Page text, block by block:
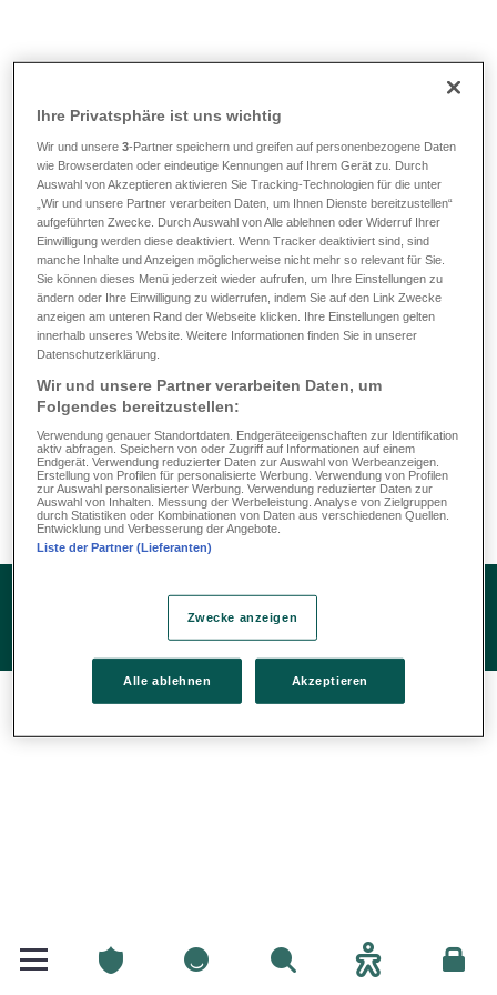
PrivatclientenPrivatclientenSichen Accessibilitéit
Wat ass eng Versécherung mat Dagesindemnitéite
Wat ass eng Versécherung
mat Dagesindemnitéite fir
Spidolsopenthalter?
Am Fall vun engem Spidolsopenthalt musst Dir op näischt
verzichten. Dacks bedeit eng Hospitalisatioun eng
zousätzlech finanziell Belaaschtung. Mat der
Versécherung fir Dagesindemnitéite kënnt Dir dës
Belaaschtung ëmgoen. Dir kritt an deem Fall fir all Dag am
Spidol déi assuréiert Dagesindemnitéit ausbezuelt an
deckt domat déi zousätzlech finanziell Käschten of.
Ihre Privatsphäre ist uns wichtig
Wir und unsere3-Partner speichern und greifen auf personenbezogene Daten
wie Browserdaten oder eindeutige Kennungen auf Ihrem Gerät zu. Durch
Auswahl von Akzeptieren aktivieren Sie Tracking-Technologien für die unter
„Wir und unsere Partner verarbeiten Daten, um Ihnen Dienste bereitzustellen“
aufgeführten Zwecke. Durch Auswahl von Alle ablehnen oder Widerruf Ihrer
Einwilligung werden diese deaktiviert. Wenn Tracker deaktiviert sind, sind
manche Inhalte und Anzeigen möglicherweise nicht mehr so relevant für Sie.
Sie können dieses Menü jederzeit wieder aufrufen, um Ihre Einstellungen zu
ändern oder Ihre Einwilligung zu widerrufen, indem Sie auf den Link Zwecke
anzeigen am unteren Rand der Webseite klicken. Ihre Einstellungen gelten
innerhalb unseres Website. Weitere Informationen finden Sie in unserer
Datenschutzerklärung.
Wir und unsere Partner verarbeiten Daten, um
Folgendes bereitzustellen:
Verwendung genauer Standortdaten. Endgeräteeigenschaften zur Identifikation
aktiv abfragen. Speichern von oder Zugriff auf Informationen auf einem
Endgerät. Verwendung reduzierter Daten zur Auswahl von Werbeanzeigen.
Erstellung von Profilen für personalisierte Werbung. Verwendung von Profilen
zur Auswahl personalisierter Werbung. Verwendung reduzierter Daten zur
Auswahl von Inhalten. Messung der Werbeleistung. Analyse von Zielgruppen
durch Statistiken oder Kombinationen von Daten aus verschiedenen Quellen.
Entwicklung und Verbesserung der Angebote.
Liste der Partner (Lieferanten)
Zwecke anzeigen
Alle ablehnen Akzeptieren